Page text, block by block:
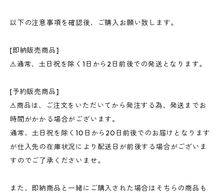
以下の注意事項を確認後、ご購入お願い致します。
[即納販売商品]
⚠︎通常、土日祝を除く1日から2日前後での発送となります。
[予約販売商品]
⚠︎商品は、ご注文をいただいてから発注する為、発送までお
時間がかかる場合がございます。
通常、土日祝を除く10日から20日前後でのお届けとなります
が仕入先の在庫状況により配送日が前後する場合がございま
すのでご了承くださいませ。
また、即納商品と一緒にご購入された場合はそちらの商品も